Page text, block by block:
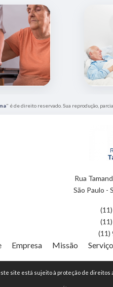
" é de direito reservado. Sua reprodução,
Rua
São Paulo -
(11)
Empresa Missão
site está sujeito à proteção de direitos